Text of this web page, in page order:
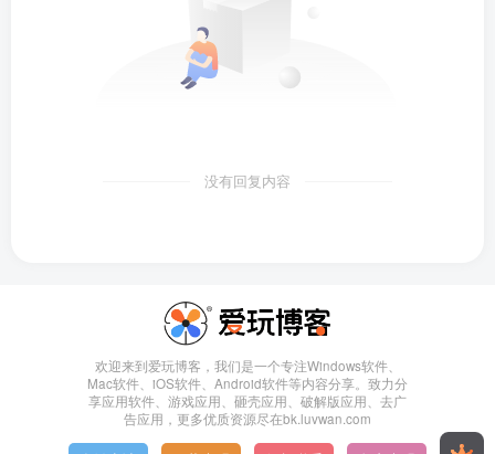
没有回复内容
欢迎来到爱玩博客，我们是一个专注Windows软件、
Mac软件、iOS软件、Android软件等内容分享。致力分
享应用软件、游戏应用、砸壳应用、破解版应用、去广
告应用，更多优质资源尽在bk.luvwan.com